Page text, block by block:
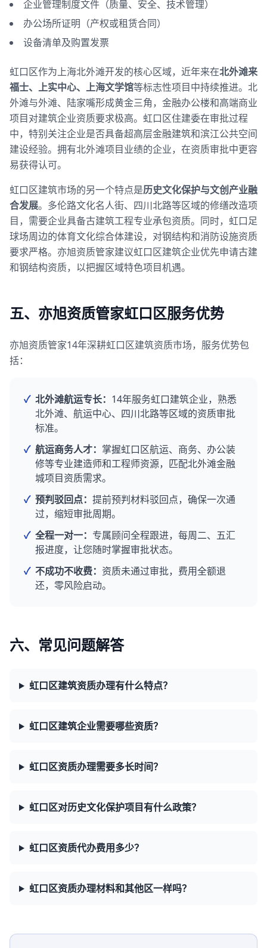
企业管理制度文件（质量、安全、技术管理）
办公场所证明（产权或租赁合同）
设备清单及购置发票
虹口区作为上海北外滩开发的核心区域，近年来在北外滩来
福士、上实中心、上海文学馆等标志性项目中持续推进。北
外滩与外滩、陆家嘴形成黄金三角，金融办公楼和高端商业
项目对建筑企业资质要求极高。虹口区住建委在审批过程
中，特别关注企业是否具备超高层金融建筑和滨江公共空间
建设经验。拥有北外滩项目业绩的企业，在资质审批中更容
易获得认可。
虹口区建筑市场的另一个特点是历史文化保护与文创产业融
合发展。多伦路文化名人街、四川北路等区域的修缮改造项
目，需要企业具备古建筑工程专业承包资质。同时，虹口足
球场周边的体育文化综合体建设，对钢结构和消防设施资质
要求严格。亦旭资质管家建议虹口区建筑企业优先申请古建
和钢结构资质，以把握区域特色项目机遇。
五、亦旭资质管家虹口区服务优势
亦旭资质管家14年深耕虹口区建筑资质市场，服务优势包
括：
✓ 北外滩航运专长： 14年服务虹口建筑企业，熟悉
北外滩、航运中心、四川北路等区域的资质审批
标准。
✓ 航运商务人才： 掌握虹口区航运、商务、办公装
修等专业建造师和工程师资源，匹配北外滩金融
城项目资质需求。
✓ 预判驳回点： 提前预判材料驳回点，确保一次通
过，缩短审批周期。
✓ 全程一对一： 专属顾问全程跟进，每周二、五汇
报进度，让您随时掌握审批状态。
✓ 不成功不收费： 资质未通过审批，费用全额退
还，零风险启动。
六、常见问题解答
虹口区建筑资质办理有什么特点？
虹口区建筑企业需要哪些资质？
虹口区资质办理需要多长时间？
虹口区对历史文化保护项目有什么政策？
虹口区资质代办费用多少？
虹口区资质办理材料和其他区一样吗？